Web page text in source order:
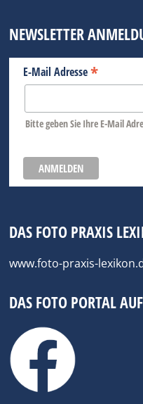
NEWSLETTER
E-Mail Adresse*
Bitte geben Sie Ihre E-Mail
DAS FOTO PRAXIS
www.foto-praxis-
DAS FOTO PORTAL